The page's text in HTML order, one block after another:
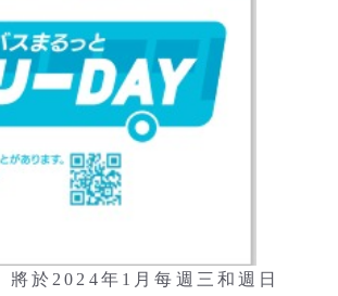
於2024年1月每週三和週日